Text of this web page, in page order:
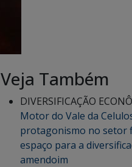
Veja Também
DIVERSIFICAÇÃO
Motor do Vale da
protagonismo no setor
espaço para a
amendoim